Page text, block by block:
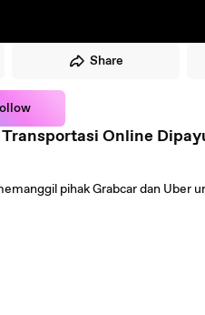
Share
Online
pihak Grabcar dan Uber